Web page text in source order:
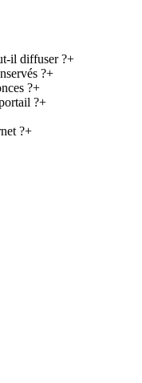
il diffuser ?+
?+
?+
?+
?+